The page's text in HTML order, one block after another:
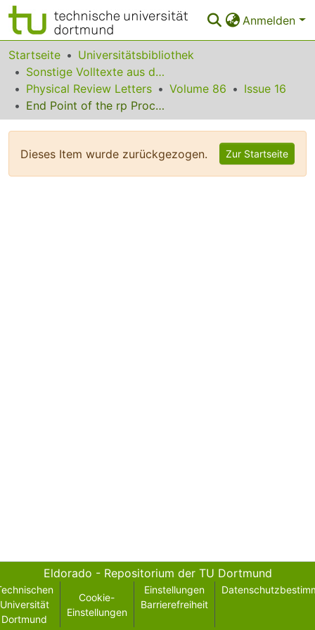
Anmelden
Bereiche & Sammlungen
Das gesamte Repositorium
Statistiken
Startseite
Universitätsbibliothek
Sonstige Volltexte aus dem Bibliotheksangebot
Physical Review Letters
Volume 86
Issue 16
End Point of the rp Process on Accreting Neutron Stars
Dieses Item wurde zurückgezogen. Zur Startseite
Eldorado - Repositorium der TU Dortmund
Universität
Dortmund
Cookie-
Einstellungen
Einstellungen
Barrierefreiheit